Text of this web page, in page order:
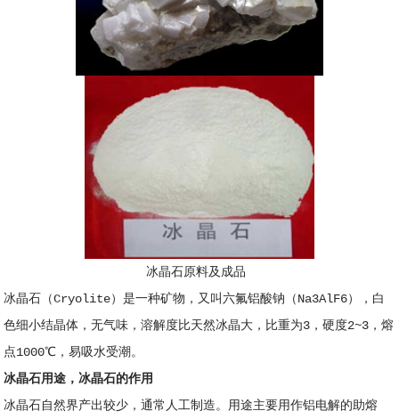
冰晶石原料及成品
冰晶石（Cryolite）是一种矿物，又叫六氟铝酸钠（Na3AlF6），白
色细小结晶体，无气味，溶解度比天然冰晶大，比重为3，硬度2~3，熔
点1000℃，易吸水受潮。
冰晶石用途，冰晶石的作用
冰晶石自然界产出较少，通常人工制造。用途主要用作铝电解的助熔